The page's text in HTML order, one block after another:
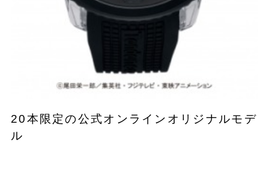
20本限定の公式オンラインオリジナルモデ
ル